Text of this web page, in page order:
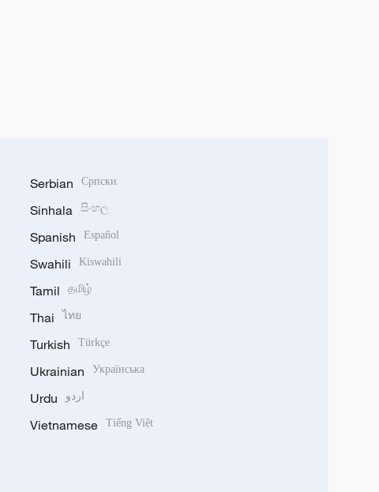
Serbian Српски
Sinhala සිංහල
Spanish Español
Swahili Kiswahili
Tamil தமிழ்
Thai ไทย
Turkish Türkçe
Ukrainian Українська
Urdu اردو
Vietnamese Tiếng Việt